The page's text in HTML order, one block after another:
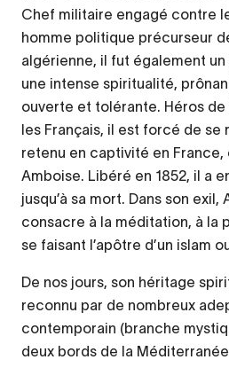
Chef militaire engagé contre
homme politique précurseur
algérienne, il fut également
une intense spiritualité,
ouverte et tolérante. Héros
les Français, il est forcé de se
retenu en captivité en France,
Amboise. Libéré en 1852, il a
jusqu’à sa mort. Dans son exil,
consacre à la méditation, à la
se faisant l’apôtre d’un islam
De nos jours, son héritage
reconnu par de nombreux
contemporain (branche
deux bords de la